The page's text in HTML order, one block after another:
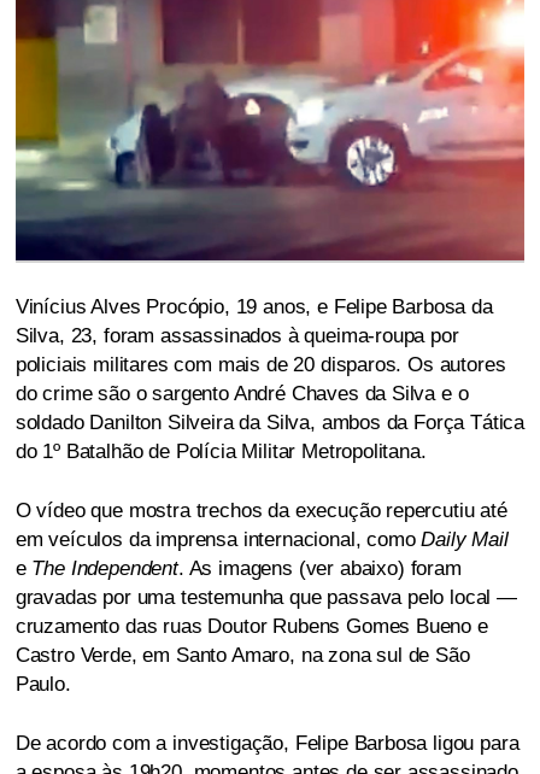
Vinícius Alves Procópio, 19 anos, e Felipe Barbosa da
Silva, 23, foram assassinados à queima-roupa por
policiais militares com mais de 20 disparos. Os autores
do crime são o sargento André Chaves da Silva e o
soldado Danilton Silveira da Silva, ambos da Força Tática
do 1º Batalhão de Polícia Militar Metropolitana.
O vídeo que mostra trechos da execução repercutiu até
em veículos da imprensa internacional, comoDaily Mail
e The Independent. As imagens (ver abaixo) foram
gravadas por uma testemunha que passava pelo local —
cruzamento das ruas Doutor Rubens Gomes Bueno e
Castro Verde, em Santo Amaro, na zona sul de São
Paulo.
De acordo com a investigação, Felipe Barbosa ligou para